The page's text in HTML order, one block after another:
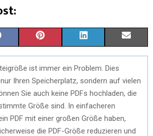
H
A
R
E
O
A
C
E
B
O
H
A
R
E
O
I
N
T
E
R
H
A
R
E
O
I
N
K
E
D
H
R
O
M
I
ist immer ein Problem. Dies
Ihren Speicherplatz, sondern auf vielen
Sie auch keine PDFs hochladen, die
Größe sind. In einfacheren
PDF mit einer großen Größe haben,
die PDF-Größe reduzieren und